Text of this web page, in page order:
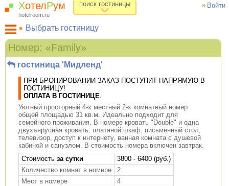
Войти
ХотелРум
hotelroom.ru
поиск гостиницы
Выбрать гостиницу
Гостиницы на карте Москвы
Гостиницы по метро
ХотелРум рекомендует
Номер: «Family»
гостиница 'Мидленд'
ПРИ БРОНИРОВАНИИ ЗАКАЗ ПОСТУПИТ НАПРЯМУЮ В
ГОСТИНИЦУ!
ОПЛАТА В ГОСТИНИЦЕ.
Уютный просторный 4-х местный 2-х комнатный номер
общей площадью 31 кв.м. Идеально подходит для
семейного проживания. В номере кровать "Double" и одна
двухъярусная кровать, платяной шкаф, письменный стол,
телевизор, доступ к интернету, ванная комната с душевой
кабиной и санузлом. В стоимость номера включен завтрак.
Cтоимость за сутки
3800 - 6400 (руб.)
Количество комнат в номере
2
Мест в номере
4